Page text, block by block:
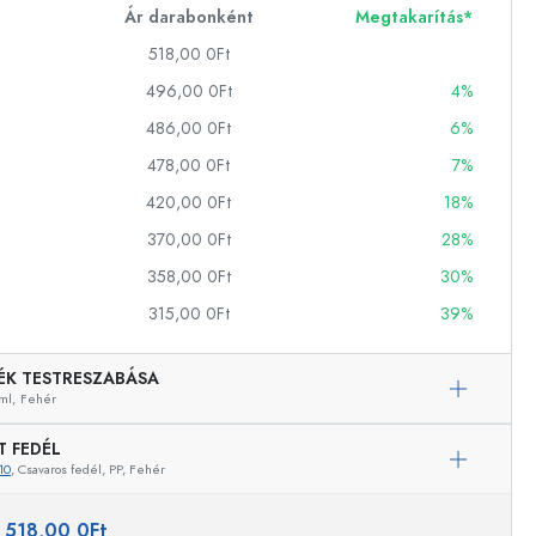
Ár darabonként
Megtakarítás*
518,00 0Ft
496,00 0Ft
4%
486,00 0Ft
6%
478,00 0Ft
7%
420,00 0Ft
18%
370,00 0Ft
28%
358,00 0Ft
30%
315,00 0Ft 39%
TESTRESZABÁSA
Fehér
FEDÉL
, Csavaros fedél, PP, Fehér